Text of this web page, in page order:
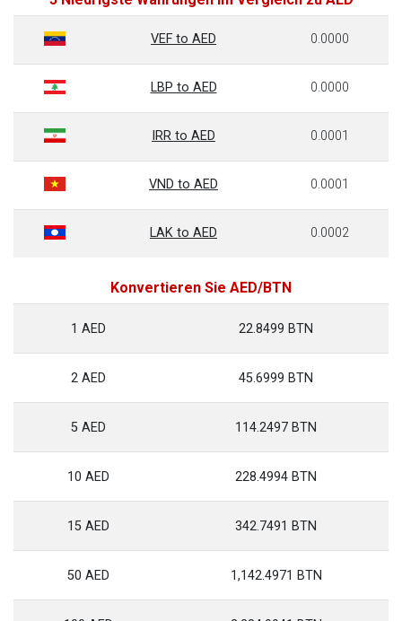
VEF to AED 0.0000
LBP to AED 0.0000
IRR to AED 0.0001
VND to AED 0.0001
LAK to AED 0.0002
Konvertieren Sie AED/BTN
1 AED 22.8499 BTN
2 AED 45.6999 BTN
5 AED 114.2497 BTN
10 AED 228.4994 BTN
15 AED 342.7491 BTN
50 AED 1,142.4971 BTN